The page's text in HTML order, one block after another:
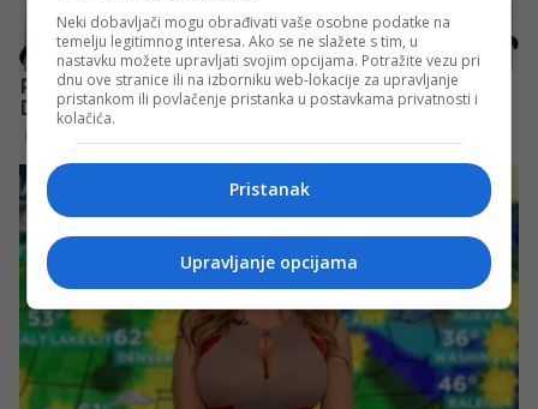
Neki dobavljači mogu obrađivati vaše osobne podatke na
temelju legitimnog interesa. Ako se ne slažete s tim, u
nastavku možete upravljati svojim opcijama. Potražite vezu pri
dnu ove stranice ili na izborniku web-lokacije za upravljanje
pristankom ili povlačenje pristanka u postavkama privatnosti i
kolačića.
Pristanak
Upravljanje opcijama